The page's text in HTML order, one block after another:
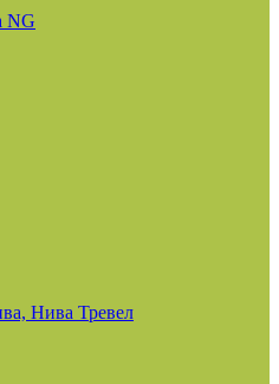
NG
Нива Тревел